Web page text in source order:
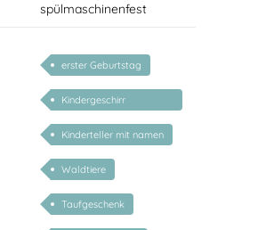
spülmaschinenfest
erster Geburtstag
Kindergeschirr
personalisiert
Kinderteller mit namen
Waldtiere
Taufgeschenk